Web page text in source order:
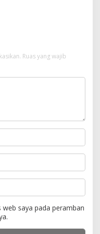
Ruas yang wajib
saya pada peramban